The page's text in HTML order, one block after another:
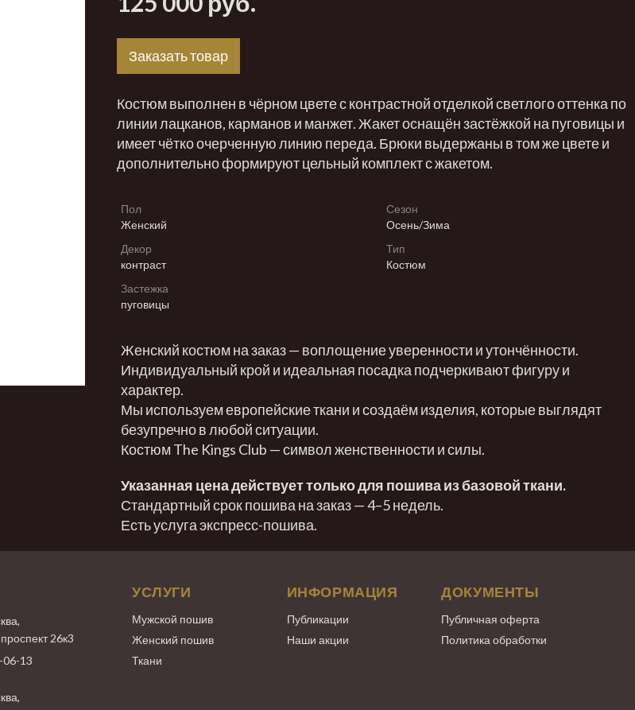
Заказать товар
Костюм выполнен в чёрном цвете с контрастной отделкой светлого оттенка по
линии лацканов, карманов и манжет. Жакет оснащён застёжкой на пуговицы и
имеет чётко очерченную линию переда. Брюки выдержаны в том же цвете и
дополнительно формируют цельный комплект с жакетом.
Пол
Женский
Сезон
Осень/Зима
Декор
контраст
Тип
Костюм
Застежка
пуговицы
Женский костюм на заказ — воплощение уверенности и утончённости.
Индивидуальный крой и идеальная посадка подчеркивают фигуру и
характер.
Мы используем европейские ткани и создаём изделия, которые выглядят
безупречно в любой ситуации.
Костюм The Kings Club — символ женственности и силы.
Указанная цена действует только для пошива из базовой ткани.
Стандартный срок пошива на заказ — 4–5 недель.
Есть услуга экспресс-пошива.
26к3
06-13
УСЛУГИ
Мужской пошив
Женский пошив
Ткани
ИНФОРМАЦИЯ
Публикации
Наши акции
ДОКУМЕНТЫ
Публичная оферта
Политика обработки